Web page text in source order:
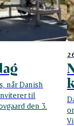
når Danish
til
den 3.